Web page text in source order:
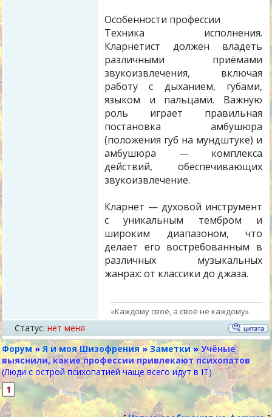
Особенности профессии
Техника исполнения.
Кларнетист должен владеть
различными приёмами
звукоизвлечения, включая
работу с дыханием, губами,
языком и пальцами. Важную
роль играет правильная
постановка амбушюра
(положения губ на мундштуке) и
амбушюра — комплекса
действий, обеспечивающих
звукоизвлечение.
Кларнет — духовой инструмент
с уникальным тембром и
широким диапазоном, что
делает его востребованным в
различных музыкальных
жанрах: от классики до джаза.
«Каждому своё, а своё не каждому»
Статус: нет меня
Форум » Я и моя Шизофрения » Заметки » Учёные
выяснили, какие профессии привлекают психопатов
(Люди с острой психопатией чаще всего идут в IT)
1